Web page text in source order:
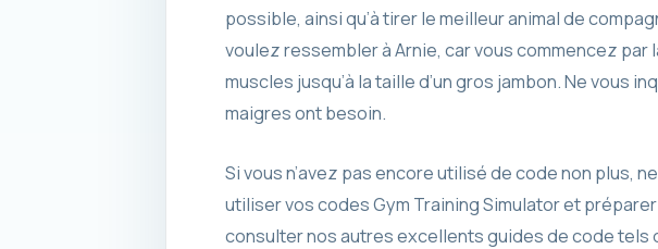
possible, ainsi qu’à tirer le meilleur animal de
voulez ressembler à Arnie, car vous commencez
muscles jusqu’à la taille d’un gros jambon. Ne
maigres ont besoin.
Si vous n’avez pas encore utilisé de code non plus,
utiliser vos codes Gym Training Simulator et
consulter nos autres excellents guides de code tels